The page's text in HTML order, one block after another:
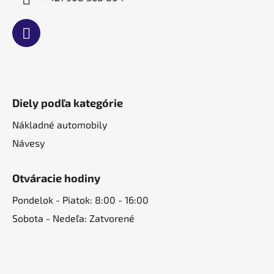
Diely podľa kategórie
Nákladné automobily
Návesy
Otváracie hodiny
Pondelok - Piatok: 8:00 - 16:00
Sobota - Nedeľa: Zatvorené